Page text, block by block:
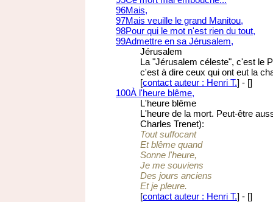
96Mais,
97Mais veuille le grand Manitou,
98Pour qui le mot n'est rien du tout,
99Admettre en sa Jérusalem,
Jérusalem
La "Jérusalem céleste", c'est le
c'est à dire ceux qui ont eut la
[contact auteur : Henri T.] - []
100À l'heure blême,
L'heure blême
L'heure de la mort. Peut-être
Charles Trenet):
Tout suffocant
Et blême quand
Sonne l'heure,
Je me souviens
Des jours anciens
Et je pleure.
[contact auteur : Henri T.] - []